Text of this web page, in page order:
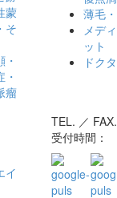
蒙
そ
瘤
イ
薄毛
メデ
ット
ドク
TEL. ／ FAX.
受付時間：